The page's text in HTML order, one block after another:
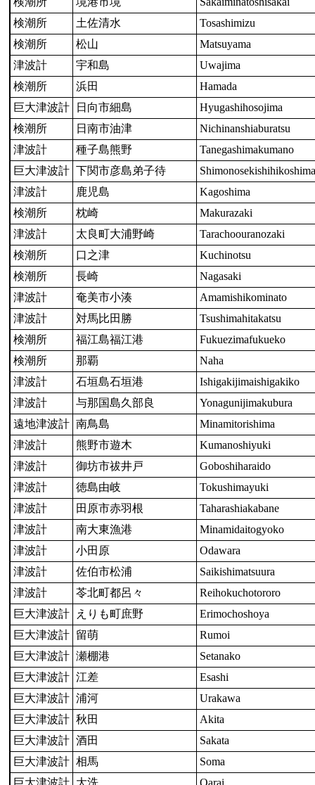
検潮所
土佐清水
Tosashimizu
検潮所
松山
Matsuyama
津波計
宇和島
Uwajima
検潮所
浜田
Hamada
巨大津波計
日向市細島
Hyugashihosojima
検潮所
日南市油津
Nichinanshiaburatsu
津波計
種子島熊野
Tanegashimakumano
巨大津波計 下関市彦島弟子待
津波計
鹿児島
Kagoshima
検潮所
枕崎
Makurazaki
津波計
太良町大浦野崎
Tarachoouranozaki
検潮所
口之津
Kuchinotsu
検潮所
長崎
Nagasaki
津波計
奄美市小湊
Amamishikominato
津波計
対馬比田勝
Tsushimahitakatsu
検潮所
福江島福江港
Fukuezimafukueko
検潮所
那覇
Naha
津波計
石垣島石垣港
Ishigakijimaishigakiko
津波計
与那国島久部良
Yonagunijimakubura
遠地津波計 南鳥島
Minamitorishima
津波計
熊野市遊木
Kumanoshiyuki
津波計
御坊市祓井戸
Goboshiharaido
津波計
徳島由岐
Tokushimayuki
津波計
田原市赤羽根
Taharashiakabane
津波計
南大東漁港
Minamidaitogyoko
津波計
小田原
Odawara
津波計
佐伯市松浦
Saikishimatsuura
津波計
苓北町都呂々
Reihokuchotororo
巨大津波計
えりも町庶野
Erimochoshoya
巨大津波計 留萌
Rumoi
巨大津波計 瀬棚港
Setanako
巨大津波計 江差
Esashi
巨大津波計 浦河
Urakawa
巨大津波計 秋田
Akita
巨大津波計 酒田
Sakata
巨大津波計 相馬
Soma
巨大津波計 大洗
Oarai